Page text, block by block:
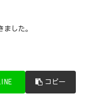
した。
LINE コピー